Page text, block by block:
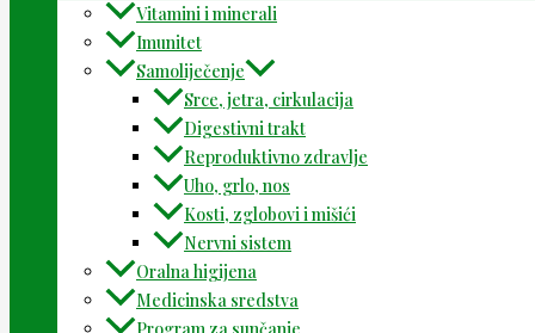
Vitamini i minerali
Imunitet
Samoliječenje
Srce, jetra, cirkulacija
Digestivni trakt
Reproduktivno zdravlje
Uho, grlo, nos
Kosti, zglobovi i mišići
Nervni sistem
Oralna higijena
Medicinska sredstva